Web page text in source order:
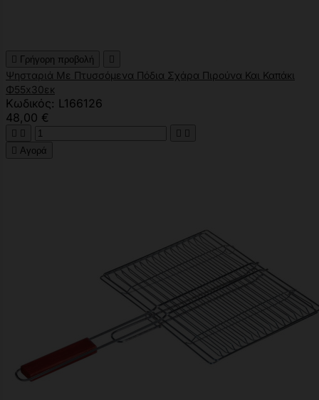
 Γρήγορη προβολή 
Ψησταριά Με Πτυσσόμενα Πόδια Σχάρα Πιρούνα Και Καπάκι
Φ55x30εκ
Κωδικός: L166126
48,00 €
   
 Αγορά